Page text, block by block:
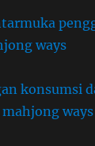
ways
konsumsi
ways